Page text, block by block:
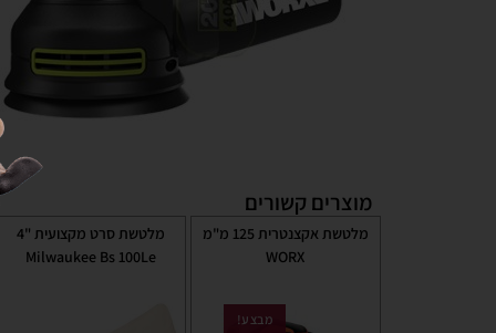
מוצרים קשורים
מלטשת אקצנטרית 125 מ"מ
WORX
מבצע!
מלטשת סרט מקצועית "4
Milwaukee Bs 100Le